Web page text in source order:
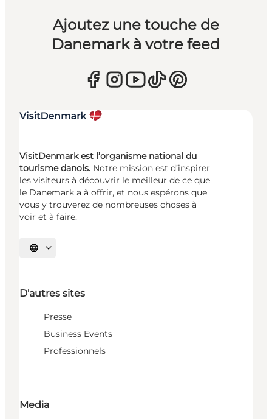
Ajoutez une touche de
Danemark à votre feed
VisitDenmark est l’organisme national du
tourisme danois. Notre mission est d’inspirer
les visiteurs à découvrir le meilleur de ce que
le Danemark a à offrir, et nous espérons que
vous y trouverez de nombreuses choses à
voir et à faire.
Choisissez la langue
D'autres sites
Presse
Business Events
Professionnels
Media